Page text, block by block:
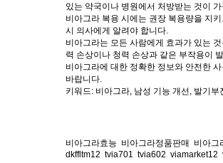
있는 약국이나 병원에서 처방받는 것이
비아그라 복용 시에는 권장 복용량을 지
시 의사에게 알려야 합니다.
비아그라는 모든 사람에게 효과가 있는
력 손상이나 청력 손상과 같은 부작용이
비아그라에 대한 정확한 정보와 안전한
바랍니다.
키워드: 비아그라, 남성 기능 개선, 발기
비아그라효능 비아그라정품판매 비아그
dkffltm12 tvia701 tvia602 viamarket12